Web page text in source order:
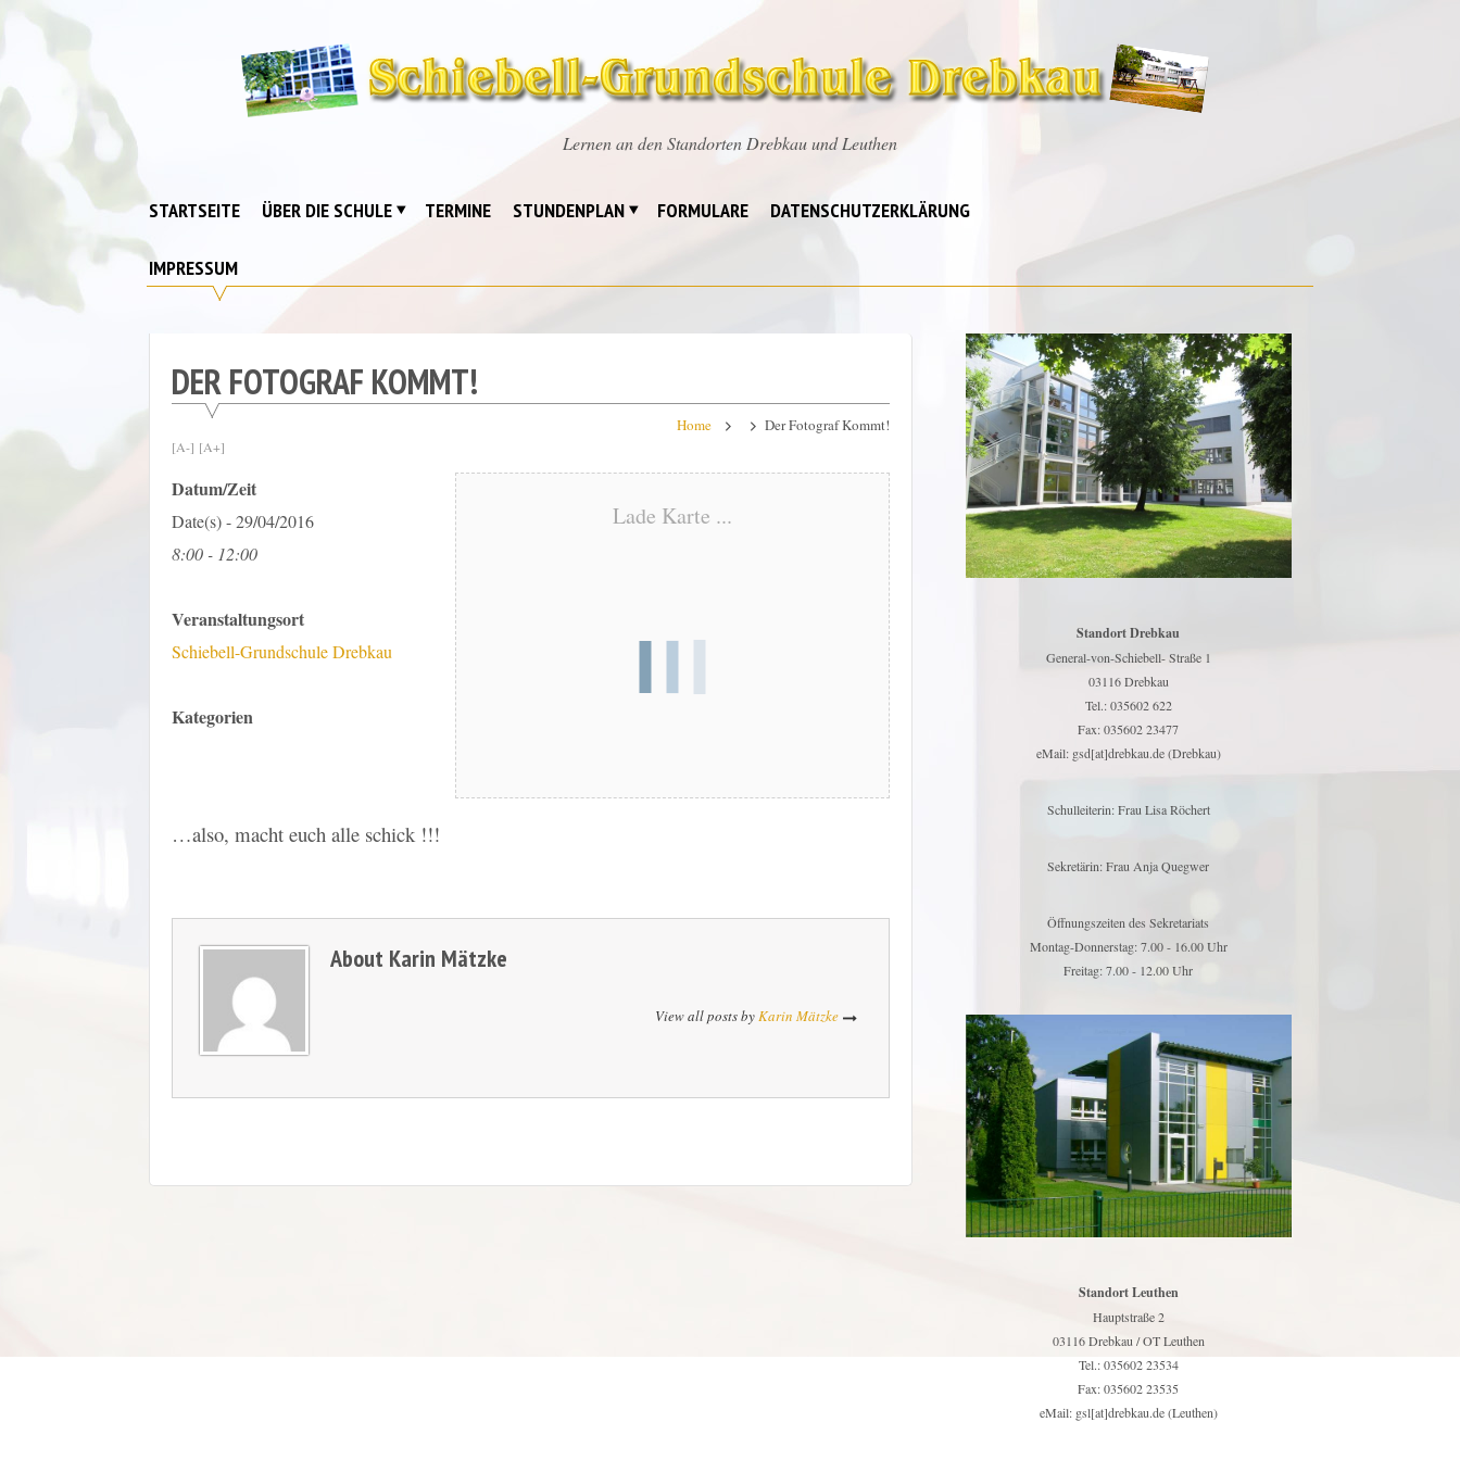
Drebkau
Lernen an den Standorten Drebkau und Leuthen
STARTSEITE ÜBER DIE SCHULE TERMINE STUNDENPLAN FORMULARE DATENSCHUTZERKLÄRUNG
IMPRESSUM
DER FOTOGRAF KOMMT!
Home Der Fotograf Kommt!
[A-] [A+]
Lade Karte ...
Datum/Zeit
Date(s) - 29/04/2016
8:00 - 12:00
Veranstaltungsort
Schiebell-Grundschule Drebkau
Kategorien
…also, macht euch alle schick !!!
About Karin Mätzke
View all posts byKarin Mätzke
Standort Drebkau
General-von-Schiebell- Straße 1
03116 Drebkau
Tel.: 035602 622
Fax: 035602 23477
eMail: gsd[at]drebkau.de (Drebkau)
Schulleiterin: Frau Lisa Röchert
Sekretärin: Frau Anja Quegwer
Öffnungszeiten des Sekretariats
Montag-Donnerstag: 7.00 - 16.00 Uhr
Freitag: 7.00 - 12.00 Uhr
Standort Leuthen
Hauptstraße 2
03116 Drebkau / OT Leuthen
Tel.: 035602 23534
Fax: 035602 23535
eMail: gsl[at]drebkau.de (Leuthen)